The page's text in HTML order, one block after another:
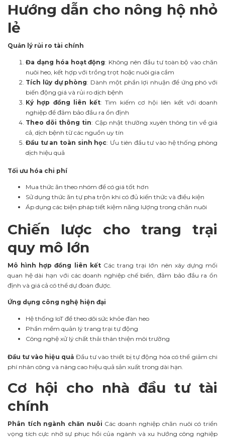
Hướng dẫn cho nông hộ nhỏ
lẻ
Quản lý rủi ro tài chính
Đa dạng hóa hoạt động: Không nên đầu tư toàn bộ vào chăn
nuôi heo, kết hợp với trồng trọt hoặc nuôi gia cầm
Tích lũy dự phòng: Dành một phần lợi nhuận để ứng phó với
biến động giá và rủi ro dịch bệnh
Ký hợp đồng liên kết: Tìm kiếm cơ hội liên kết với doanh
nghiệp để đảm bảo đầu ra ổn định
Theo dõi thông tin: Cập nhật thường xuyên thông tin về giá
cả, dịch bệnh từ các nguồn uy tín
Đầu tư an toàn sinh học: Ưu tiên đầu tư vào hệ thống phòng
dịch hiệu quả
Tối ưu hóa chi phí
Mua thức ăn theo nhóm để có giá tốt hơn
Sử dụng thức ăn tự pha trộn khi có đủ kiến thức và điều kiện
Áp dụng các biện pháp tiết kiệm năng lượng trong chăn nuôi
Chiến lược cho trang trại
quy mô lớn
Mô hình hợp đồng liên kếtCác trang trại lớn nên xây dựng mối
quan hệ dài hạn với các doanh nghiệp chế biến, đảm bảo đầu ra ổn
định và giá cả có thể dự đoán được.
Ứng dụng công nghệ hiện đại
Hệ thống IoT để theo dõi sức khỏe đàn heo
Phần mềm quản lý trang trại tự động
Công nghệ xử lý chất thải thân thiện môi trường
Đầu tư vào hiệu quả Đầu tư vào thiết bị tự động hóa có thể giảm chi
phí nhân công và nâng cao hiệu quả sản xuất trong dài hạn.
Cơ hội cho nhà đầu tư tài
chính
Phân tích ngành chăn nuôi Các doanh nghiệp chăn nuôi có triển
vọng tích cực nhờ sự phục hồi của ngành và xu hướng công nghiệp